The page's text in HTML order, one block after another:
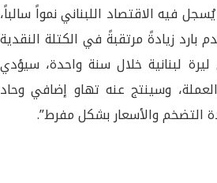
فيه الاقتصاد اللبناني نمواً سالباً،
بارد زيادةً مرتقبةً في الكتلة النقدية
27 تريليون ليرة لبنانية خلال سنة واحدة، سيؤدي
وسينتج عنه تهاو إضافي وحاد
التضخم والأسعار بشكل مفرط”.